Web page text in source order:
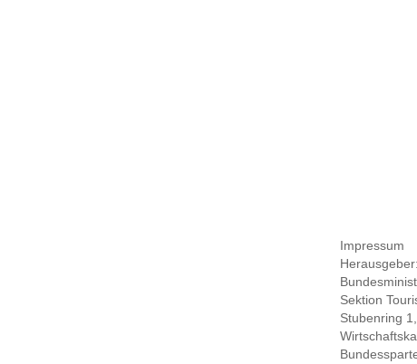
Impressum
Herausgeber:
Sektion
Stubenring